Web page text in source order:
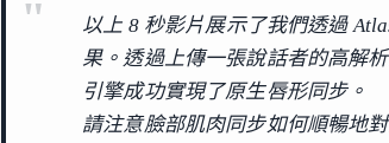
以上 8 秒影片展示了我們透過
果。透過上傳一張說話者的高解
引擎成功實現了原生唇形同步。
請注意臉部肌肉同步如何順暢地